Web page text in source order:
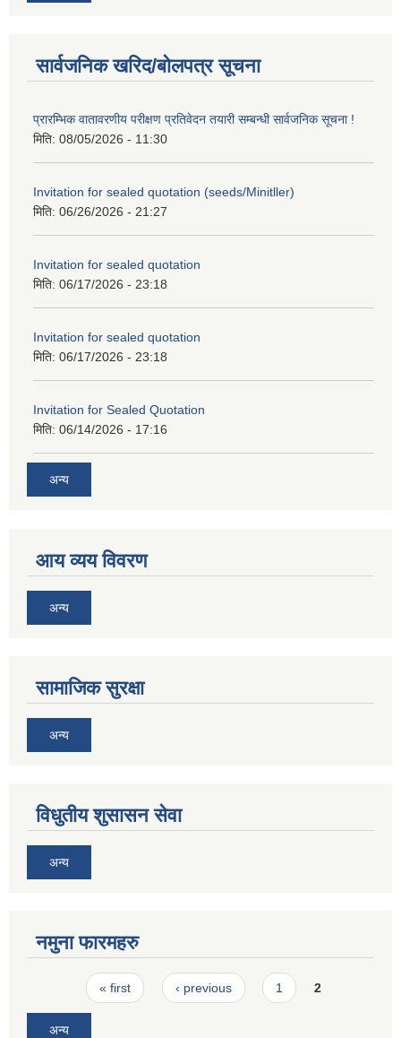
सार्वजनिक खरिद/बोलपत्र सूचना
प्रारम्भिक वातावरणीय परीक्षण प्रतिवेदन तयारी सम्बन्धी सार्वजनिक सूचना !
मिति: 08/05/2026 - 11:30
Invitation for sealed quotation (seeds/Minitller)
मिति: 06/26/2026 - 21:27
Invitation for sealed quotation
मिति: 06/17/2026 - 23:18
Invitation for sealed quotation
मिति: 06/17/2026 - 23:18
Invitation for Sealed Quotation
मिति: 06/14/2026 - 17:16
अन्य
आय व्यय विवरण
अन्य
सामाजिक सुरक्षा
अन्य
विधुतीय शुसासन सेवा
अन्य
नमुना फारमहरु
Pages« first ‹ previous 1 2
अन्य